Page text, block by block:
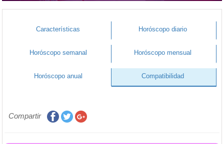
Características Horóscopo diario
Horóscopo semanal Horóscopo mensual
Horóscopo anual Compatibilidad
Compartir